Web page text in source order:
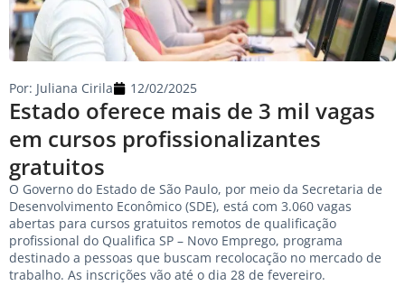
Estado oferece mais de 3 mil vagas
em cursos profissionalizantes
gratuitos
Por: Juliana Cirila 12/02/2025
O Governo do Estado de São Paulo, por meio da Secretaria de
Desenvolvimento Econômico (SDE), está com 3.060 vagas
abertas para cursos gratuitos remotos de qualificação
profissional do Qualifica SP – Novo Emprego, programa
destinado a pessoas que buscam recolocação no mercado de
trabalho. As inscrições vão até o dia 28 de fevereiro.